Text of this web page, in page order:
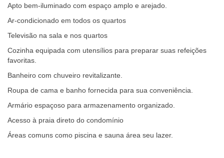
Apto bem-iluminado com espaço amplo e arejado.
Ar-condicionado em todos os quartos
Televisão na sala e nos quartos
Cozinha equipada com utensílios para preparar suas refeições
favoritas.
Banheiro com chuveiro revitalizante.
Roupa de cama e banho fornecida para sua conveniência.
Armário espaçoso para armazenamento organizado.
Acesso à praia direto do condomínio
Áreas comuns como piscina e sauna área seu lazer.